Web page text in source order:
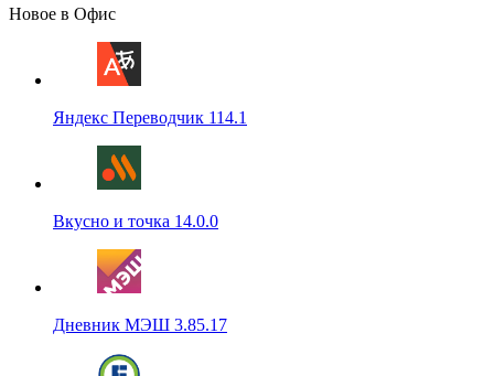
Новое в Офис
Яндекс Переводчик 114.1
Вкусно и точка 14.0.0
Дневник МЭШ 3.85.17